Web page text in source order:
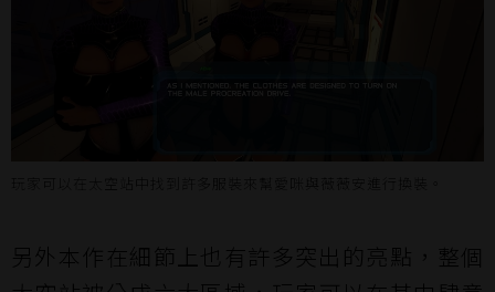
另外本作在細節上也有許多突出的亮點，整個